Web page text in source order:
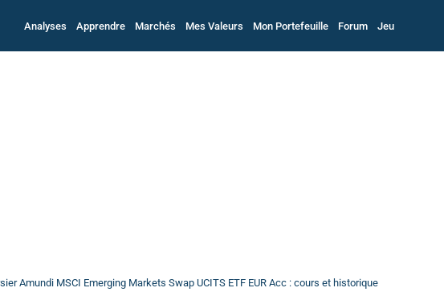
Analyses Apprendre Marchés Mes Valeurs Mon Portefeuille Forum Jeu
Amundi MSCI Emerging Markets Swap UCITS ETF EUR Acc : cours et historique